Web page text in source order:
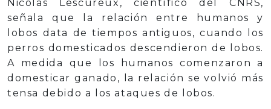
Nicolas Lescureux, científico del CNRS,
señala que la relación entre humanos y
lobos data de tiempos antiguos, cuando los
perros domesticados descendieron de lobos.
A medida que los humanos comenzaron a
domesticar ganado, la relación se volvió más
tensa debido a los ataques de lobos.